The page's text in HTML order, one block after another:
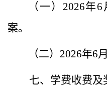
（ 一） 2026年6
案。
（二） 2026年6月
七、学费收费及